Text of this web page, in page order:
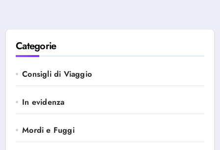
Categorie
Consigli di Viaggio
In evidenza
Mordi e Fuggi